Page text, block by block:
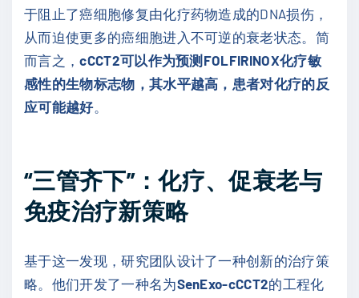
于阻止了癌细胞修复由化疗药物造成的DNA损伤，
从而迫使更多的癌细胞进入不可逆的衰老状态。简
而言之，cCCT2可以作为预测FOLFIRINOX化疗敏
感性的生物标志物，其水平越高，患者对化疗的反
应可能越好。
“三管齐下”：化疗、促衰老与
免疫治疗新策略
基于这一发现，研究团队设计了一种创新的治疗策
略。他们开发了一种名为SenExo-cCCT2的工程化